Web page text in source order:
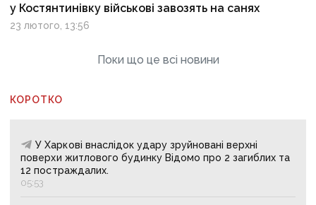
у Костянтинівку військові завозять на санях
23 лютого, 13:56
Поки що це всі новини
КОРОТКО
У Харкові внаслідок удару зруйновані верхні
поверхи житлового будинку Відомо про 2 загиблих та
12 постраждалих.
05:53